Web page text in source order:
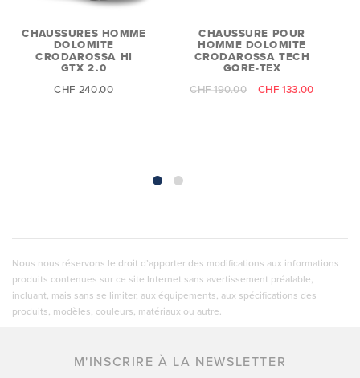
CHAUSSURES HOMME
DOLOMITE
CRODAROSSA HI
GTX 2.0
CHF 240.00
CHAUSSURE POUR
HOMME DOLOMITE
CRODAROSSA TECH
GORE-TEX
CHF 190.00
CHF 133.00
Nous nous réservons le droit d’apporter des modifications aux informations
produits contenues sur ce site Internet sans avertissement préalable,
incluant, mais sans se limiter, aux équipements, aux spécifications des
produits, modèles, couleurs, matériaux ou autre.
M'INSCRIRE À LA NEWSLETTER